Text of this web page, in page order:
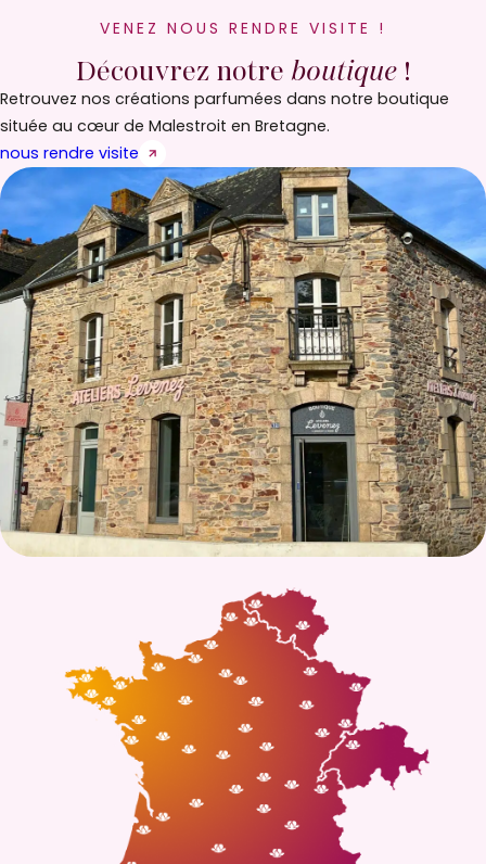
VENEZ NOUS RENDRE VISITE !
Découvrez notre boutique !
Retrouvez nos créations parfumées dans notre boutique
située au cœur de Malestroit en Bretagne.
nous rendre visite